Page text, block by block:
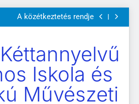
2026. május 04-14.
A közétkeztetés rendje
és ajánlott olvasmányok
2026. május 04-14.
A közétkeztetés rendje
és ajánlott olvasmányok
A Mi Világunk!
Iskola és
Művészeti